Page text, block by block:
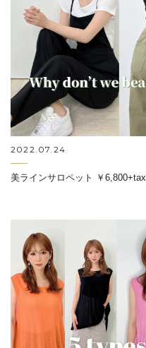
2022.07.24
美ラインサロペット ￥6,800+tax